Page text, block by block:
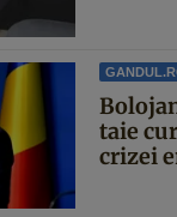
taie
crizei